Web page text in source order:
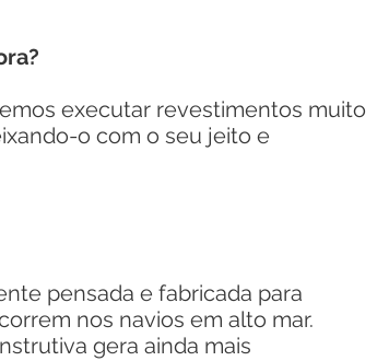
executar revestimentos muito
o com o seu jeito e
pensada e fabricada para
nos navios em alto mar.
gera ainda mais